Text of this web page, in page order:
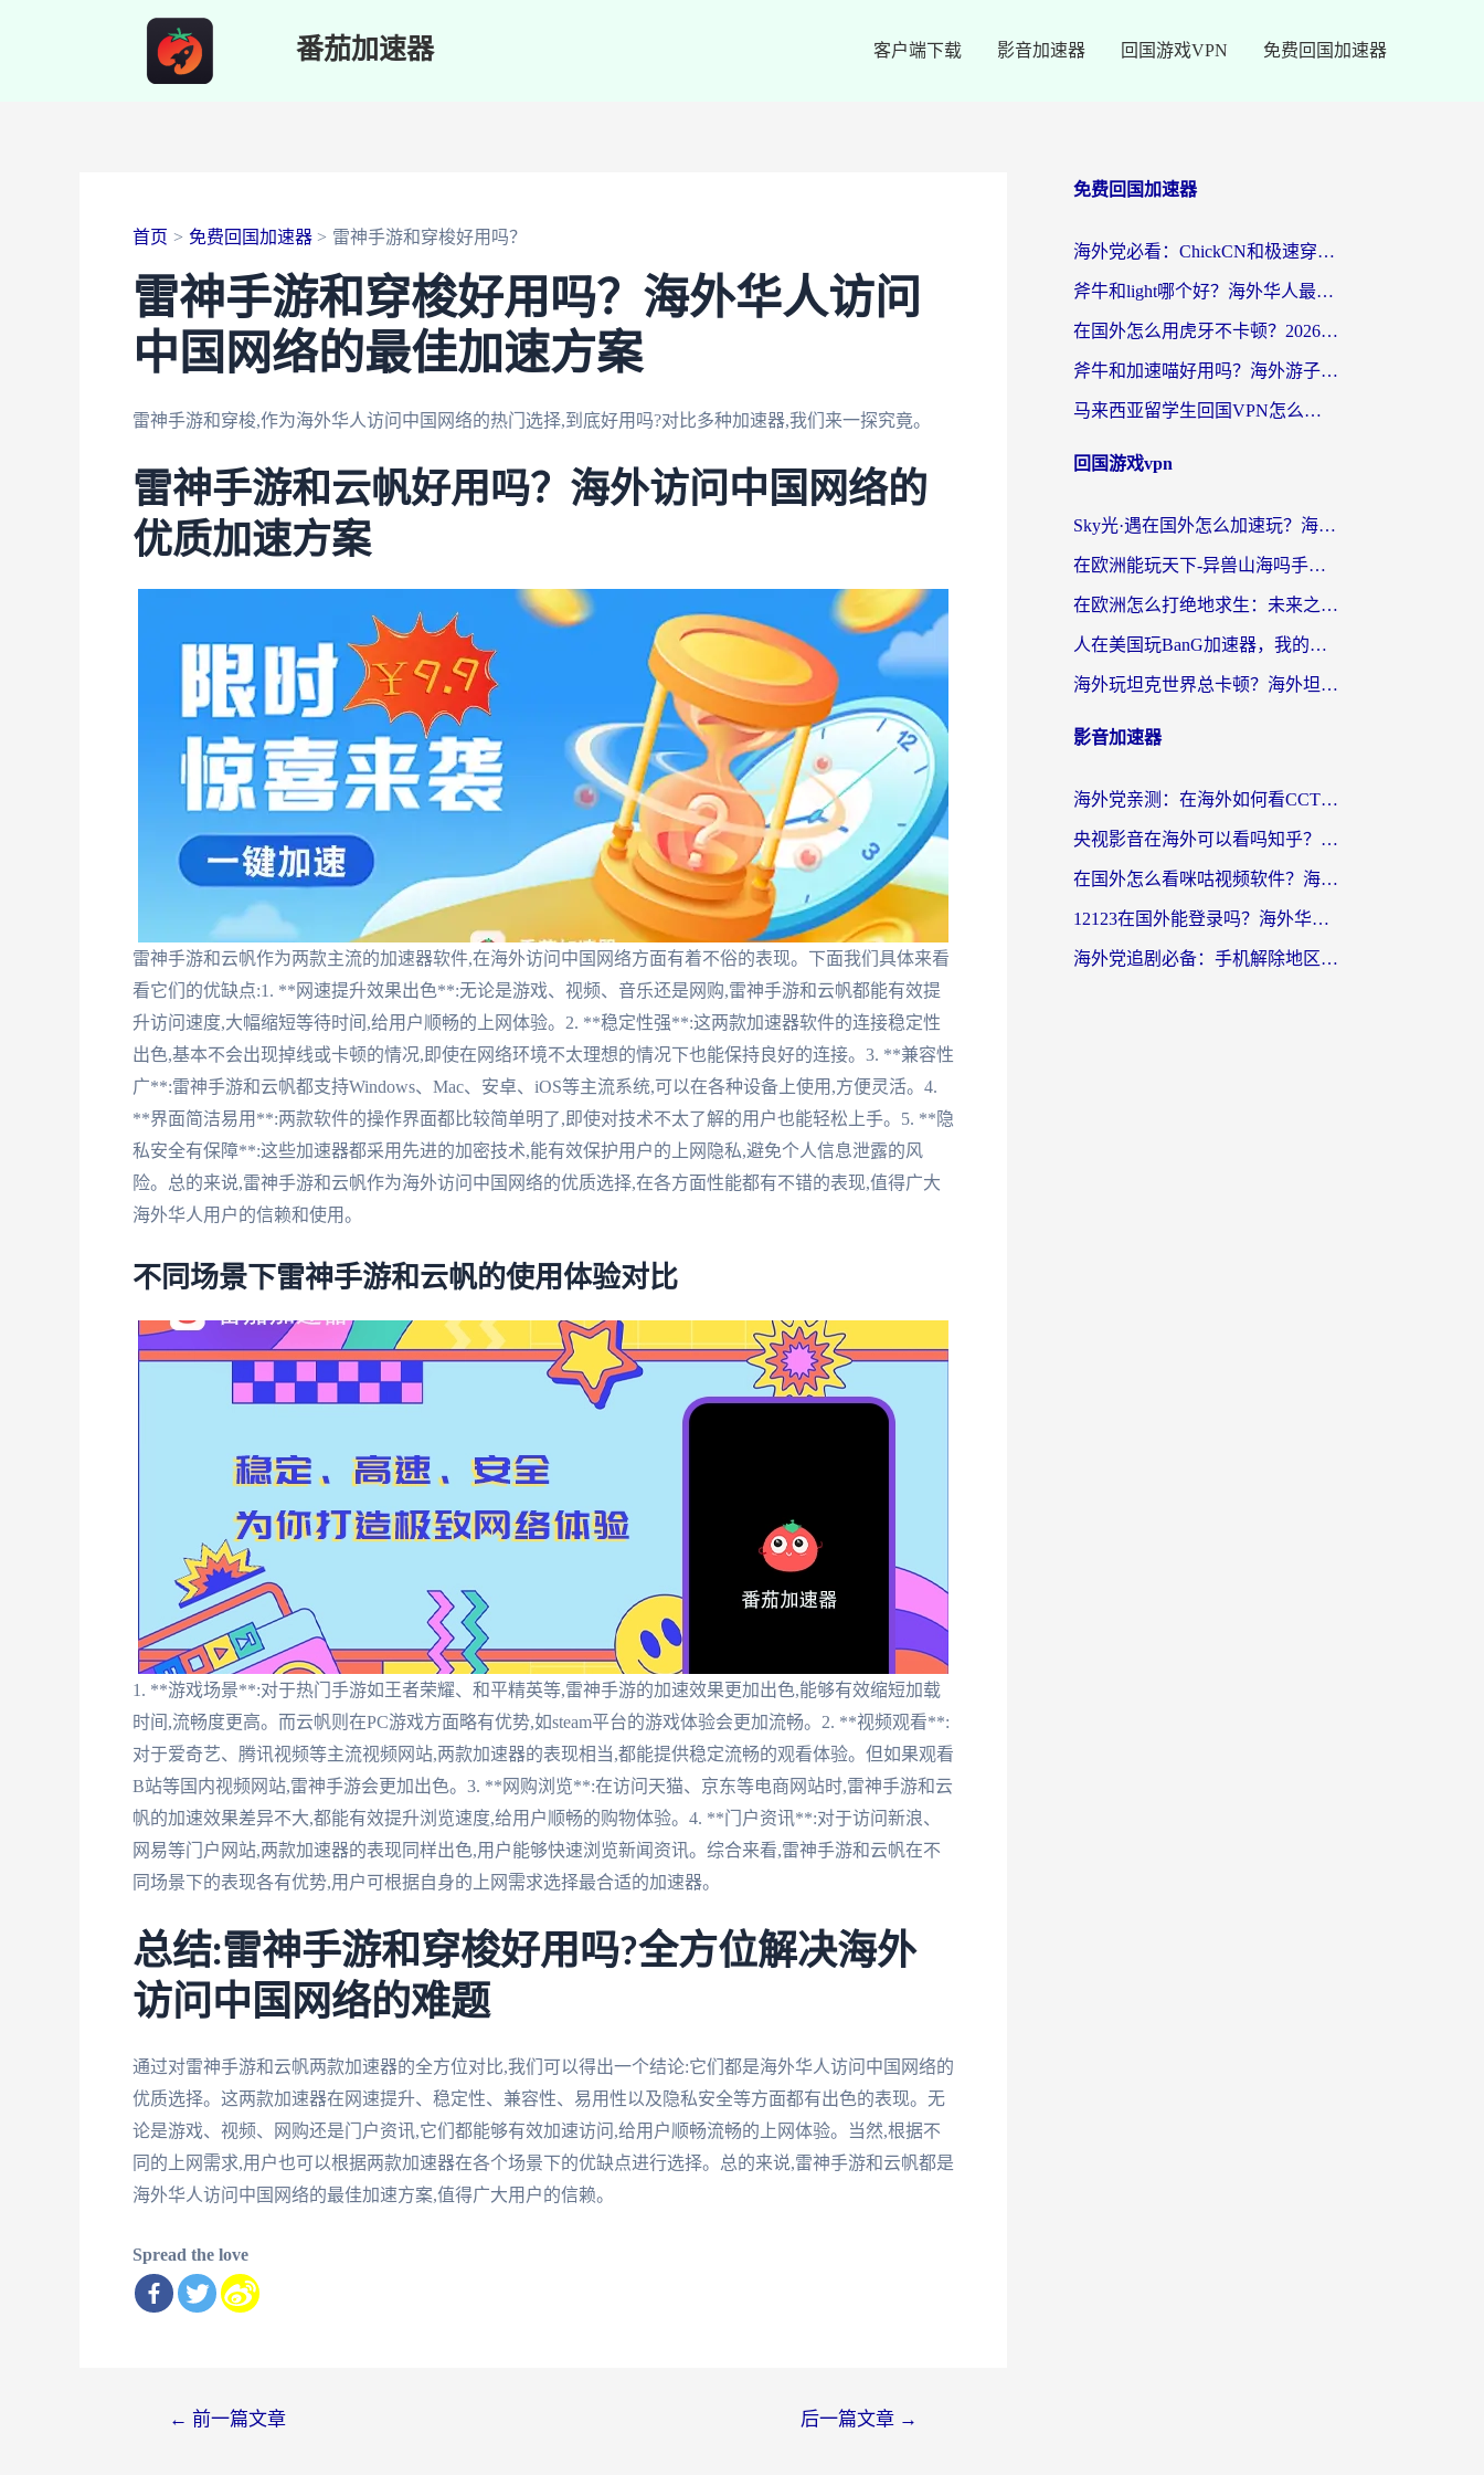
番茄加速器 客户端下载 影音加速器 回国游戏VPN 免费回国加速器
首页 免费回国加速器 雷神手游和穿梭好用吗？
雷神手游和穿梭好用吗？海外华人访问
中国网络的最佳加速方案
雷神手游和穿梭,作为海外华人访问中国网络的热门选择,到底好用吗?对比多种加速器,我们来一探究竟。
雷神手游和云帆好用吗？海外访问中国网络的
优质加速方案
雷神手游和云帆作为两款主流的加速器软件,在海外访问中国网络方面有着不俗的表现。下面我们具体来看
看它们的优缺点:1. **网速提升效果出色**:无论是游戏、视频、音乐还是网购,雷神手游和云帆都能有效提
升访问速度,大幅缩短等待时间,给用户顺畅的上网体验。2. **稳定性强**:这两款加速器软件的连接稳定性
出色,基本不会出现掉线或卡顿的情况,即使在网络环境不太理想的情况下也能保持良好的连接。3. **兼容性
广**:雷神手游和云帆都支持Windows、Mac、安卓、iOS等主流系统,可以在各种设备上使用,方便灵活。4.
**界面简洁易用**:两款软件的操作界面都比较简单明了,即使对技术不太了解的用户也能轻松上手。5. **隐
私安全有保障**:这些加速器都采用先进的加密技术,能有效保护用户的上网隐私,避免个人信息泄露的风
险。总的来说,雷神手游和云帆作为海外访问中国网络的优质选择,在各方面性能都有不错的表现,值得广大
海外华人用户的信赖和使用。
不同场景下雷神手游和云帆的使用体验对比
1. **游戏场景**:对于热门手游如王者荣耀、和平精英等,雷神手游的加速效果更加出色,能够有效缩短加载
时间,流畅度更高。而云帆则在PC游戏方面略有优势,如steam平台的游戏体验会更加流畅。2. **视频观看**:
对于爱奇艺、腾讯视频等主流视频网站,两款加速器的表现相当,都能提供稳定流畅的观看体验。但如果观看
B站等国内视频网站,雷神手游会更加出色。3. **网购浏览**:在访问天猫、京东等电商网站时,雷神手游和云
帆的加速效果差异不大,都能有效提升浏览速度,给用户顺畅的购物体验。4. **门户资讯**:对于访问新浪、
网易等门户网站,两款加速器的表现同样出色,用户能够快速浏览新闻资讯。综合来看,雷神手游和云帆在不
同场景下的表现各有优势,用户可根据自身的上网需求选择最合适的加速器。
总结:雷神手游和穿梭好用吗?全方位解决海外
访问中国网络的难题
通过对雷神手游和云帆两款加速器的全方位对比,我们可以得出一个结论:它们都是海外华人访问中国网络的
优质选择。这两款加速器在网速提升、稳定性、兼容性、易用性以及隐私安全等方面都有出色的表现。无
论是游戏、视频、网购还是门户资讯,它们都能够有效加速访问,给用户顺畅流畅的上网体验。当然,根据不
同的上网需求,用户也可以根据两款加速器在各个场景下的优缺点进行选择。总的来说,雷神手游和云帆都是
海外华人访问中国网络的最佳加速方案,值得广大用户的信赖。
Spread the love
← 前一篇文章 后一篇文章 →
免费回国加速器
海外党必看：ChickCN和极速穿梭VPN好用吗？3招教你选对回国加速器无缝刷国内资源
斧牛和light哪个好？海外华人最关心的回国加速器选择难题，一篇讲透
在国外怎么用虎牙不卡顿？2026海外华人亲测有效的回国加速器选择指南
斧牛和加速喵好用吗？海外游子的真实选择困境
马来西亚留学生回国VPN怎么选？3个避坑点+1款实测好用的加速器推荐
回国游戏vpn
Sky光·遇在国外怎么加速玩？海外党亲测有效的国服游戏加速指南
在欧洲能玩天下-异兽山海吗手游？海外玩家的加速器生存指南
在欧洲怎么打绝地求生：未来之役不卡？留学生亲测的加速器避坑指南
人在美国玩BanG加速器，我的延迟终于绿了
海外玩坦克世界总卡顿？海外坦克世界加速器有哪些？实测好用的选择在这里
影音加速器
海外党亲测：在海外如何看CCTV？告别“仅限大陆播放”的实用指南
央视影音在海外可以看吗知乎？留学生亲测：3步解决地域限制+追剧自由
在国外怎么看咪咕视频软件？海外党亲测有效的回国加速方案
12123在国外能登录吗？海外华人必看的回国加速实用指南
海外党追剧必备：手机解除地区限制app怎么选？解决央视视频&国内剧地区限制全指南